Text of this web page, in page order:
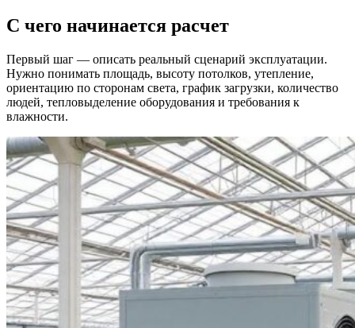
С чего начинается расчет
Первый шаг — описать реальный сценарий эксплуатации.
Нужно понимать площадь, высоту потолков, утепление,
ориентацию по сторонам света, график загрузки, количество
людей, тепловыделение оборудования и требования к
влажности.